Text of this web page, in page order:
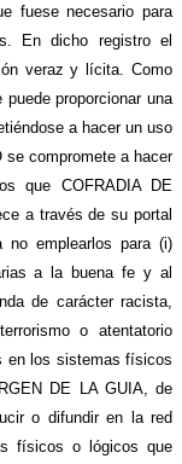
fuese necesario para
En dicho registro el
veraz y lícita. Como
proporcionar una
a hacer un uso
compromete a hacer
que COFRADIA DE
a través de su portal
no emplearlos para (i)
a la buena fe y al
de carácter racista,
o atentatorio
en los sistemas físicos
DE LA GUIA, de
o difundir en la red
físicos o lógicos que